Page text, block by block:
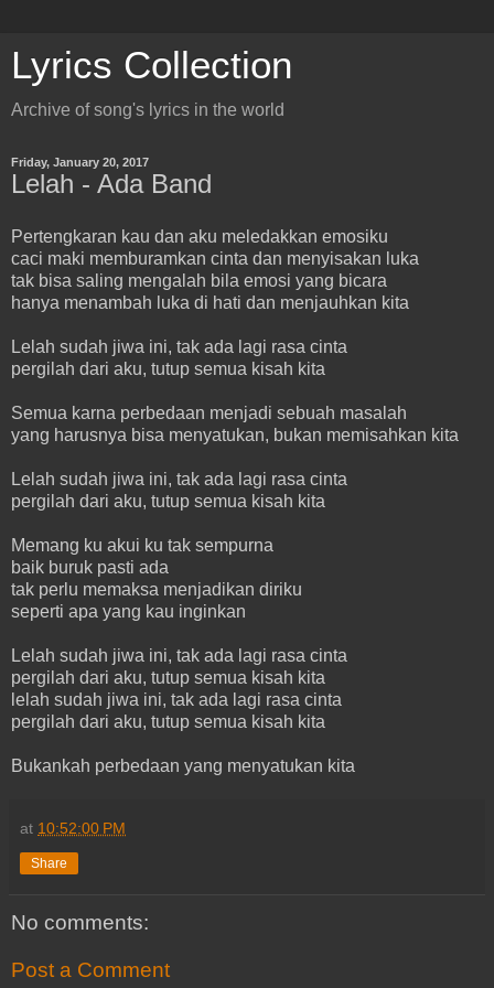
Lyrics Collection
Archive of song's lyrics in the world
Friday, January 20, 2017
Lelah - Ada Band
Pertengkaran kau dan aku meledakkan emosiku
caci maki memburamkan cinta dan menyisakan luka
tak bisa saling mengalah bila emosi yang bicara
hanya menambah luka di hati dan menjauhkan kita
Lelah sudah jiwa ini, tak ada lagi rasa cinta
pergilah dari aku, tutup semua kisah kita
Semua karna perbedaan menjadi sebuah masalah
yang harusnya bisa menyatukan, bukan memisahkan kita
Lelah sudah jiwa ini, tak ada lagi rasa cinta
pergilah dari aku, tutup semua kisah kita
Memang ku akui ku tak sempurna
baik buruk pasti ada
tak perlu memaksa menjadikan diriku
seperti apa yang kau inginkan
Lelah sudah jiwa ini, tak ada lagi rasa cinta
pergilah dari aku, tutup semua kisah kita
lelah sudah jiwa ini, tak ada lagi rasa cinta
pergilah dari aku, tutup semua kisah kita
Bukankah perbedaan yang menyatukan kita
at 10:52:00 PM
Share
No comments:
Post a Comment